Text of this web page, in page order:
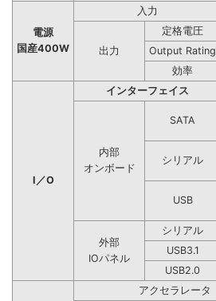
電源
国産400W
入力
出力
定格電圧
Output Rating
効率
I／O
インターフェイス
内部
オンボード
SATA
シリアル
USB
外部
IOパネル
シリアル
USB3.1
USB2.0
アクセラレータ